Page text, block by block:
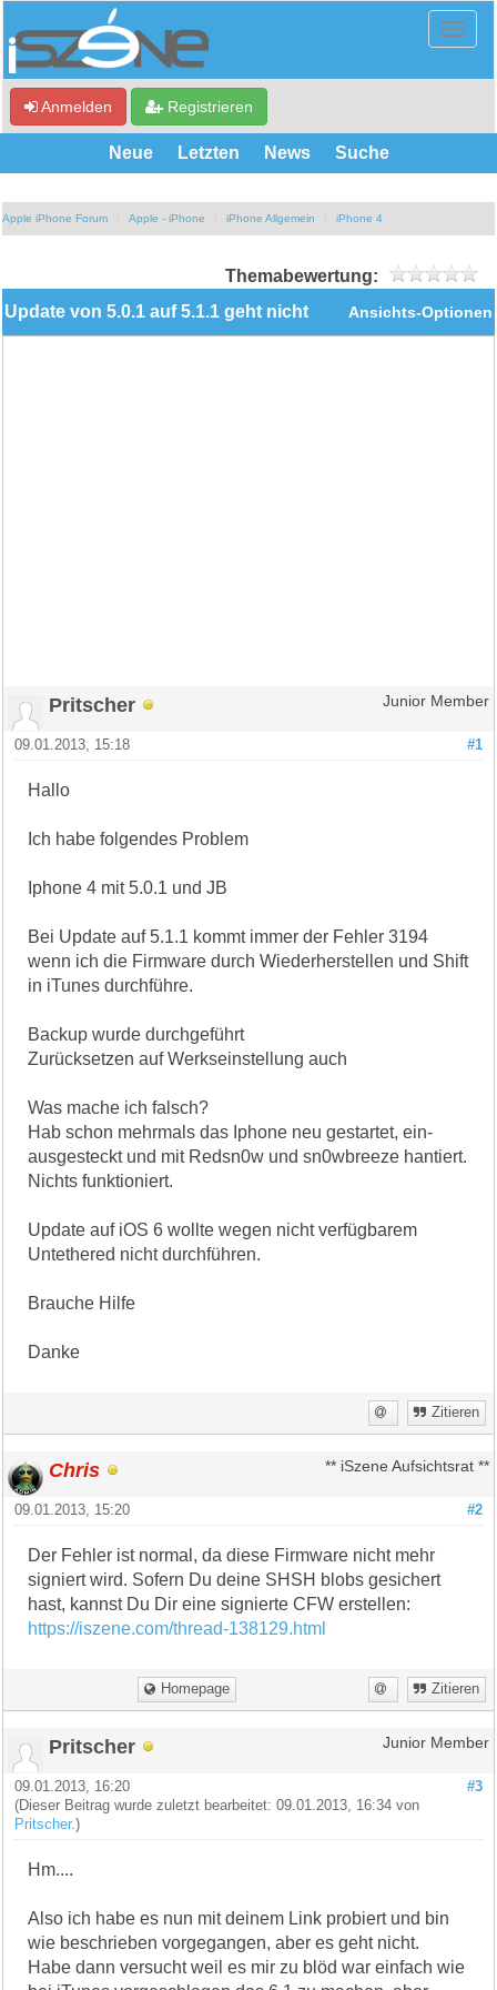
Anmelden Registrieren
Neue Letzten News Suche
Apple iPhone Forum Apple - iPhone iPhone Allgemein iPhone 4
Themabewertung:
Ansichts-Optionen
Update von 5.0.1 auf 5.1.1 geht nicht
Pritscher Junior Member
#1
09.01.2013, 15:18
Hallo
Ich habe folgendes Problem
Iphone 4 mit 5.0.1 und JB
Bei Update auf 5.1.1 kommt immer der Fehler 3194
wenn ich die Firmware durch Wiederherstellen und Shift
in iTunes durchführe.
Backup wurde durchgeführt
Zurücksetzen auf Werkseinstellung auch
Was mache ich falsch?
Hab schon mehrmals das Iphone neu gestartet, ein-
ausgesteckt und mit Redsn0w und sn0wbreeze hantiert.
Nichts funktioniert.
Update auf iOS 6 wollte wegen nicht verfügbarem
Untethered nicht durchführen.
Brauche Hilfe
Danke
Zitieren
Chris ** iSzene Aufsichtsrat **
#2
09.01.2013, 15:20
Der Fehler ist normal, da diese Firmware nicht mehr
signiert wird. Sofern Du deine SHSH blobs gesichert
hast, kannst Du Dir eine signierte CFW erstellen:
https://iszene.com/thread-138129.html
Homepage Zitieren
Pritscher Junior Member
#3
09.01.2013, 16:20
(Dieser Beitrag wurde zuletzt bearbeitet: 09.01.2013, 16:34 von
Pritscher.)
Hm....
Also ich habe es nun mit deinem Link probiert und bin
wie beschrieben vorgegangen, aber es geht nicht.
Habe dann versucht weil es mir zu blöd war einfach wie